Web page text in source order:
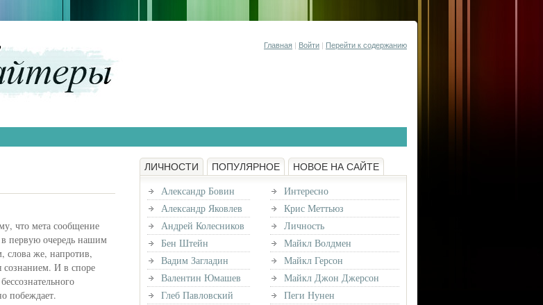
Главная | Войти | Перейти к содержанию
что мета сообщение
первую очередь нашим
слова же, напротив,
сознанием. И в споре
побеждает.
ЛИЧНОСТИ ПОПУЛЯРНОЕ НОВОЕ НА САЙТЕ
Александр Бовин
Александр Яковлев
Андрей Колесников
Бен Штейн
Вадим Загладин
Валентин Юмашев
Глеб Павловский
Интересно
Крис Меттьюз
Личность
Майкл Волдмен
Майкл Герсон
Майкл Джон Джерсон
Пеги Нунен